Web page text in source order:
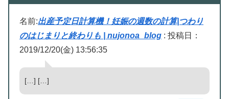
名前:出産予定日計算機！妊娠の週数の計算|つわり
のはじまりと終わりも | nujonoa_blog : 投稿日：
2019/12/20(金) 13:56:35
[…] […]